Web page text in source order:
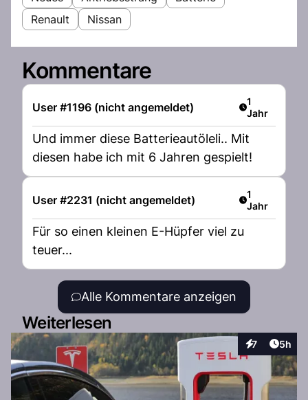
Renault
Nissan
Kommentare
User #1196 (nicht angemeldet) Artikel
1
Jahr
Und immer diese Batterieautöleli.. Mit
diesen habe ich mit 6 Jahren gespielt!
User #2231 (nicht angemeldet) Artikel
1
Jahr
Für so einen kleinen E-Hüpfer viel zu
teuer...
Alle Kommentare anzeigen
Weiterlesen
7
Interaktionen
5h